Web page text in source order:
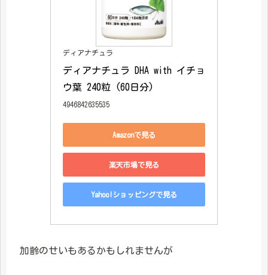
ディアナチュラ
ディアナチュラ DHA with イチョ
ウ葉 240粒 (60日分)
4946842635535
Amazonで見る
楽天市場で見る
Yahoo!ショッピングで見る
加齢のせいもあるかもしれませんが